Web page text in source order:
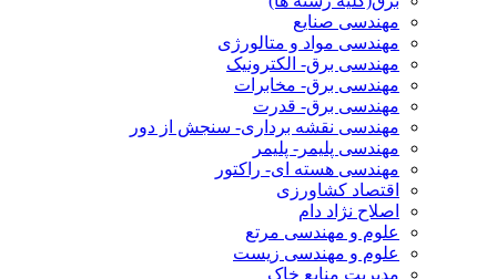
مهندسی صنایع
مهندسی مواد و متالورژی
مهندسی برق- الکترونیک
مهندسی برق- مخابرات
مهندسی برق- قدرت
مهندسی نقشه برداری- سنجش از دور
مهندسی پلیمر- پلیمر
مهندسی هسته ای- راکتور
اقتصاد کشاورزی
اصلاح نژاد دام
علوم و مهندسی مرتع
علوم و مهندسی زیست
مدیریت منابع خاک